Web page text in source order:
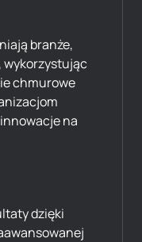
branże,
wykorzystując
chmurowe
na
dzięki